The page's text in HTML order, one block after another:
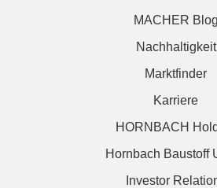
MACHER Blog
Nachhaltigkeit
Marktfinder
Karriere
HORNBACH
Hornbach Baustoff
Investor